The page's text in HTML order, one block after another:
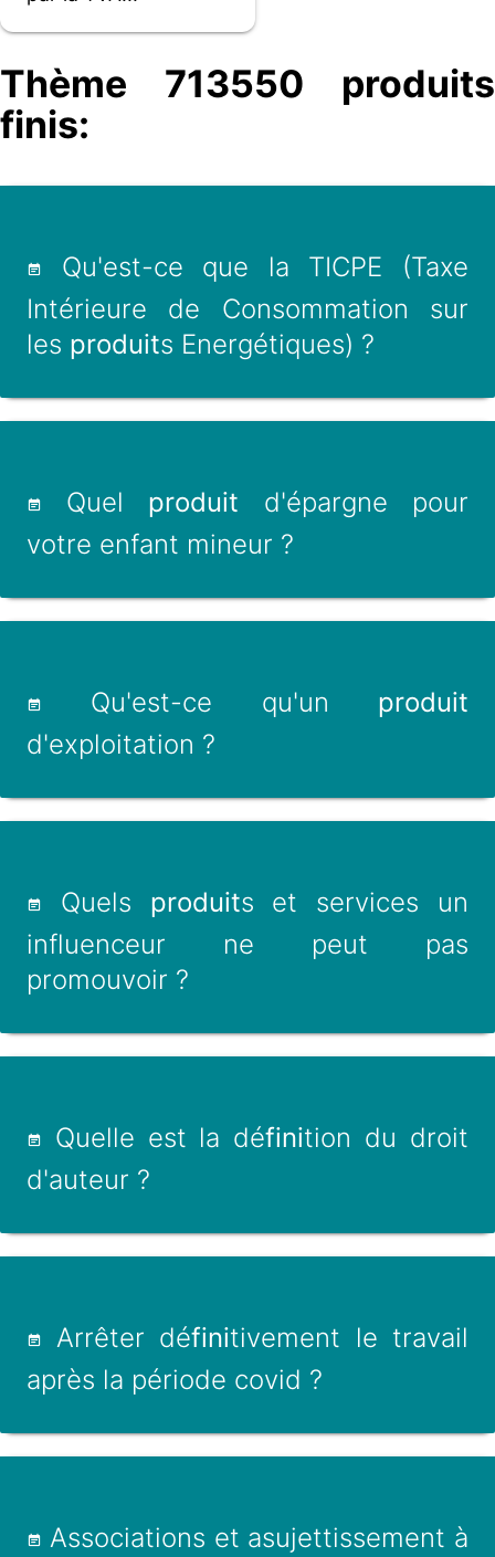
Thème 713550 produits
finis:
Qu'est-ce que la TICPE (Taxe
Intérieure de Consommation sur
les produits Energétiques) ?
Quel produit d'épargne pour
votre enfant mineur ?
Qu'est-ce qu'un produit
d'exploitation ?
Quels produits et services un
influenceur ne peut pas
promouvoir ?
Quelle est la définition du droit
d'auteur ?
Arrêter définitivement le travail
après la période covid ?
Associations et asujettissement à